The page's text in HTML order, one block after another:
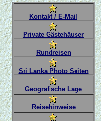
Kontakt / E-Mail
Private Gästehäuser
Rundreisen
Sri Lanka Photo Seiten
Geografische Lage
Reisehinweise